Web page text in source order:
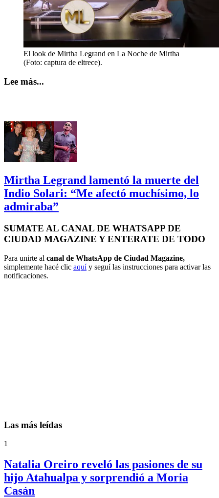
El look de Mirtha Legrand en La Noche de Mirtha
(Foto: captura de eltrece).
Lee más...
Mirtha Legrand lamentó la muerte del
Indio Solari: “Me afectó muchísimo, lo
admiraba”
SUMATE AL CANAL DE WHATSAPP DE
CIUDAD MAGAZINE Y ENTERATE DE TODO
Para unirte al canal de WhatsApp de Ciudad Magazine,
simplemente hacé clic aquíy seguí las instrucciones para activar las
notificaciones.
Las más leídas
1
Natalia Oreiro reveló las pasiones de su
hijo Atahualpa y sorprendió a Moria
Casán